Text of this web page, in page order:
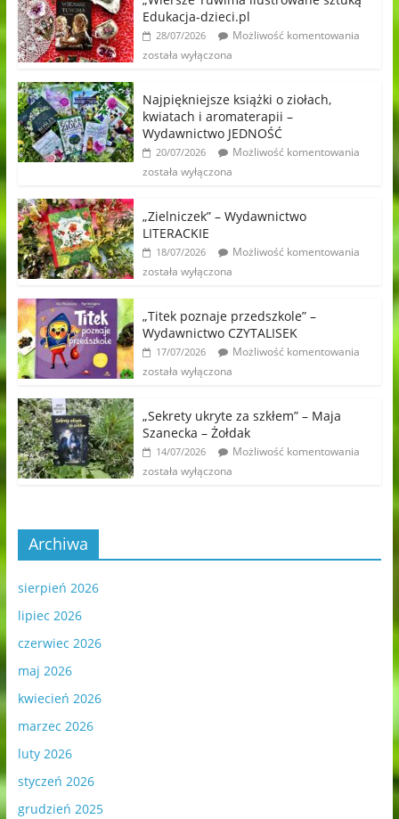
Edukacja-dzieci.pl
28/07/2026
Możliwość komentowania
została wyłączona
Najpiękniejsze książki o ziołach,
kwiatach i aromaterapii –
Wydawnictwo JEDNOŚĆ
20/07/2026
Możliwość komentowania
została wyłączona
„Zielniczek” – Wydawnictwo
LITERACKIE
18/07/2026
Możliwość komentowania
została wyłączona
„Titek poznaje przedszkole” –
Wydawnictwo CZYTALISEK
17/07/2026
Możliwość komentowania
została wyłączona
„Sekrety ukryte za szkłem” – Maja
Szanecka – Żołdak
14/07/2026
Możliwość komentowania
została wyłączona
Archiwa
sierpień 2026
lipiec 2026
czerwiec 2026
maj 2026
kwiecień 2026
marzec 2026
luty 2026
styczeń 2026
grudzień 2025